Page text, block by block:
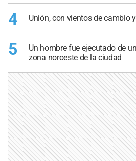
4 Unión, con vientos de cambio
5
Un hombre fue ejecutado de
zona noroeste de la ciudad